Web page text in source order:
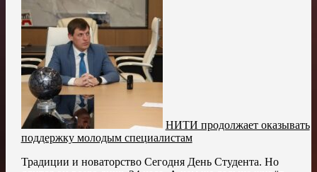
НИТИ продолжает оказывать
поддержку молодым специалистам
Традиции и новаторство Сегодня День Студента. Но